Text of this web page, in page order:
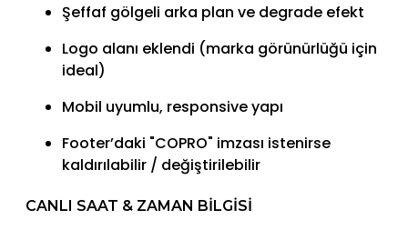
Şeffaf gölgeli arka plan ve degrade efekt
Logo alanı eklendi (marka görünürlüğü için
ideal)
Mobil uyumlu, responsive yapı
Footer’daki "COPRO" imzası istenirse
kaldırılabilir / değiştirilebilir
CANLI SAAT & ZAMAN BILGISI